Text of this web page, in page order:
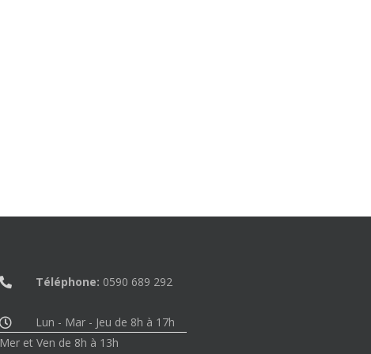
Téléphone: 0590 689 292
Lun - Mar - Jeu de 8h à 17h
Mer et Ven de 8h à 13h